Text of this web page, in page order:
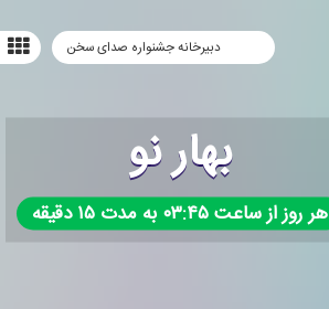
دبیرخانه جشنواره صدای سخن
بهار نو
هر روز از ساعت ۰۳:۴۵ به مدت ۱۵ دقیقه